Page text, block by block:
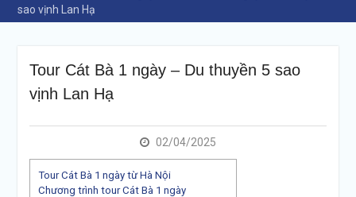
sao vịnh Lan Hạ
Tour Cát Bà 1 ngày – Du thuyền 5 sao
vịnh Lan Hạ
02/04/2025
Tour Cát Bà 1 ngày từ Hà Nội
Chương trình tour Cát Bà 1 ngày